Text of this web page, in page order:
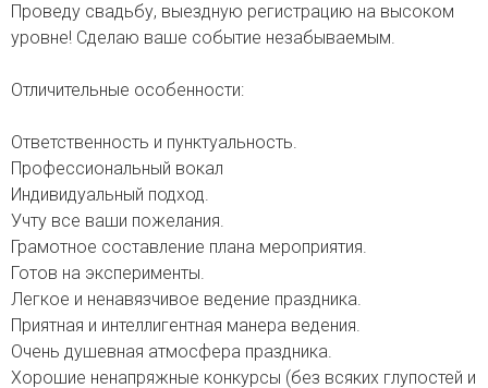
Проведу свадьбу, выездную регистрацию на высоком
уровне! Сделаю ваше событие незабываемым.
Отличительные особенности:
Ответственность и пунктуальность.
Профессиональный вокал
Индивидуальный подход.
Учту все ваши пожелания.
Грамотное составление плана мероприятия.
Готов на эксперименты.
Легкое и ненавязчивое ведение праздника.
Приятная и интеллигентная манера ведения.
Очень душевная атмосфера праздника.
Хорошие ненапряжные конкурсы (без всяких глупостей и